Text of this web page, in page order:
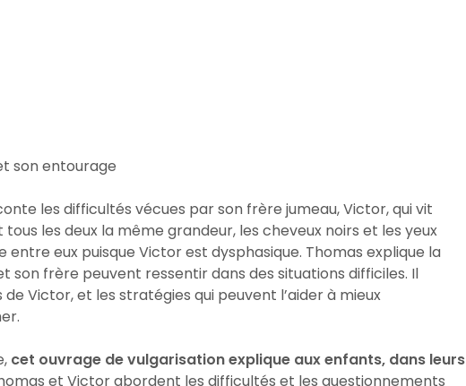
son entourage
les difficultés vécues par son frère jumeau, Victor, qui vit
tous les deux la même grandeur, les cheveux noirs et les yeux
entre eux puisque Victor est dysphasique. Thomas explique la
son frère peuvent ressentir dans des situations difficiles. Il
Victor, et les stratégies qui peuvent l’aider à mieux
cet ouvrage de vulgarisation explique aux enfants, dans leurs
et Victor abordent les difficultés et les questionnements